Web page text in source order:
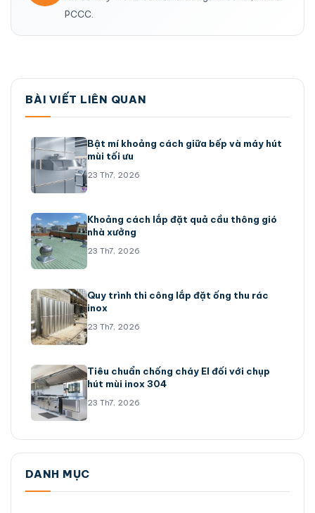
PCCC.
BÀI VIẾT LIÊN QUAN
Bật mí khoảng cách giữa bếp và máy hút
mùi tối ưu
23 Th7, 2026
Khoảng cách lắp đặt quả cầu thông gió
nhà xưởng
23 Th7, 2026
Quy trình thi công lắp đặt ống thu rác
inox
23 Th7, 2026
Tiêu chuẩn chống cháy EI đối với chụp
hút mùi inox 304
23 Th7, 2026
DANH MỤC